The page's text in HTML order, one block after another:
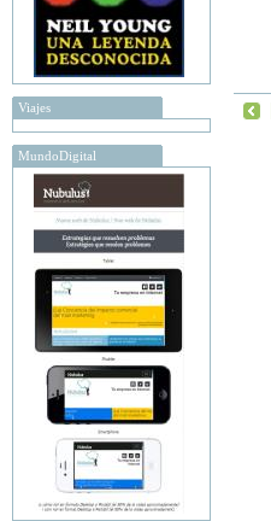
Viajes
MundoDigital